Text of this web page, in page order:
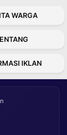
WARGA
IKLAN